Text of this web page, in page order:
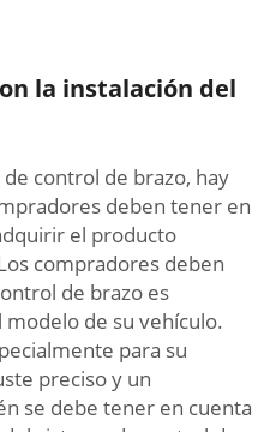
la instalación del
control de brazo, hay
deben tener en
el producto
compradores deben
de brazo es
de su vehículo.
para su
preciso y un
se debe tener en cuenta